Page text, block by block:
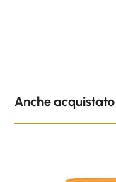
Anche acquistato